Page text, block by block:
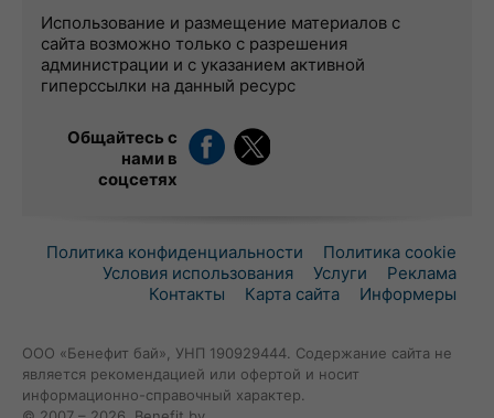
Использование и размещение материалов с
сайта возможно только с разрешения
администрации и с указанием активной
гиперссылки на данный ресурс
Общайтесь с
нами в
соцсетях
Политика конфиденциальности
Политика cookie
Условия использования
Услуги
Реклама
Контакты
Карта сайта Информеры
ООО «Бенефит бай», УНП 190929444. Содержание сайта не
является рекомендацией или офертой и носит
информационно-справочный характер.